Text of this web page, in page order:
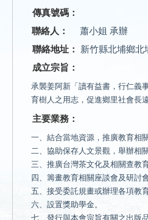
傳真號碼：
聯絡人：
蕭小姐 承辦
聯絡地址：
新竹縣北埔鄉北
成立宗旨：
承襲姜阿新「讀有益書，行仁義
育樹人之用志，促進鄉里社會長遠
主要業務：
一、結合當地資源，推廣教育相關
二、協助保存人文景觀，舉辦相
三、推廣台灣茶文化及相關查教
四、籌畫教育相關座談會及研討會
五、接受委託規畫或辦理各項教
六、設置獎助學金。
七、發行與本會宗旨有關之出版品